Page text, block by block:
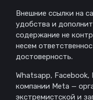
Внешние ссылки на
удобства и
содержание не
несем
достоверность.
Whatsapp,
компании Meta —
экстремистской и